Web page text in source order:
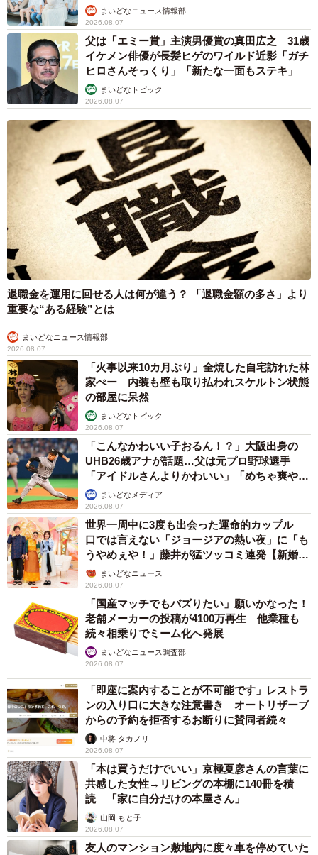
「普段から少しでも引き出しが空いていると、すぐに入る
ので。気付かずに締めそうになってヒヤッとすることがあ
ります。今回ほんの少し隙間があいていたのか、あるいは
上の引き出しがあいていて、そこからここへ降りたのか
と…」
バレてしまったが、そのまま寝てしまったという、にこたくん（ぬっこ
さん提供、Instagramよりキャプチャ撮影）
――そんな心地よい場所を見つけるためにはほんの小さな
隙間でも見逃さない、にこたくん。普段はどんな猫ちゃん
でしょうか。
「警戒心が強く、普段はこちらの顔を見ると逃げるし、抱
っこしてもカチカチになって緊張しています。でも、なぜ
か態度は偉そうで、そのギャップか面白い子です。またも
うひとりの猫が食べているご飯がとても気になるようで、
必ず横取りする食いしん坊猫さん。氷で遊ぶのが好きで、
カランカランと氷の音がすると急いでやってきて、ちょい
ちょいしています」
まいどなニュース情報部
2026.08.07
父は「エミー賞」主演男優賞の真田広之 31歳
イケメン俳優が長髪ヒゲのワイルド近影「ガチ
ヒロさんそっくり」「新たな一面もステキ」
まいどなトピック
2026.08.07
退職金を運用に回せる人は何が違う？ 「退職金額の多さ」より
重要な“ある経験”とは
まいどなニュース情報部
2026.08.07
「火事以来10カ月ぶり」全焼した自宅訪れた林
家ぺー 内装も壁も取り払われスケルトン状態
の部屋に呆然
まいどなトピック
2026.08.07
「こんなかわいい子おるん！？」大阪出身の
UHB26歳アナが話題…父は元プロ野球選手
「アイドルさんよりかわいい」「めちゃ爽や
か」まいどなメディア
2026.08.07
世界一周中に3度も出会った運命的カップル
口では言えない「ジョージアの熱い夜」に「も
うやめぇや！」藤井が猛ツッコミ連発【新婚さ
ん】まいどなニュース
2026.08.07
「国産マッチでもバズりたい」願いかなった！
老舗メーカーの投稿が4100万再生 他業種も
続々相乗りでミーム化へ発展
まいどなニュース調査部
2026.08.07
「即座に案内することが不可能です」レストラ
ンの入り口に大きな注意書き オートリザーブ
からの予約を拒否するお断りに賛同者続々
中将 タカノリ
2026.08.07
「本は買うだけでいい」京極夏彦さんの言葉に
共感した女性→リビングの本棚に140冊を積
読 「家に自分だけの本屋さん」
山岡 もと子
2026.08.07
友人のマンション敷地内に度々車を停めていた